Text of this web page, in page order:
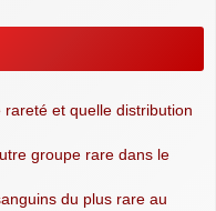
et quelle distribution
groupe rare dans le
du plus rare au